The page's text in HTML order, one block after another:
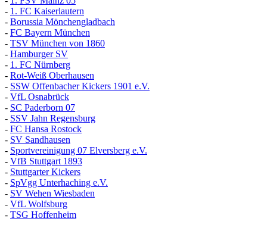
- 1. FC Kaiserlautern
- Borussia Mönchengladbach
- FC Bayern München
- TSV München von 1860
- Hamburger SV
- 1. FC Nürnberg
- Rot-Weiß Oberhausen
- SSW Offenbacher Kickers 1901 e.V.
- VfL Osnabrück
- SC Paderborn 07
- SSV Jahn Regensburg
- FC Hansa Rostock
- SV Sandhausen
- Sportvereinigung 07 Elversberg e.V.
- VfB Stuttgart 1893
- Stuttgarter Kickers
- SpVgg Unterhaching e.V.
- SV Wehen Wiesbaden
- VfL Wolfsburg
- TSG Hoffenheim